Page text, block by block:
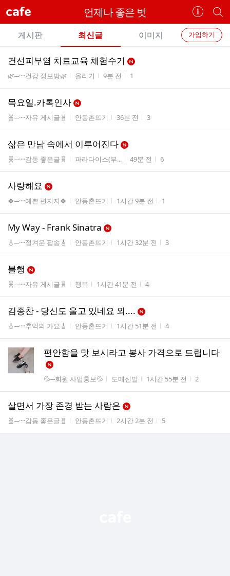
cafe 언제나 좋은 벗
카
페
정
보
개
별
카
페
카
페
뉴
가입하기
게시판 최신글 이미지
전
글
리
건선피부염 치료교육 체험수기
게시판명
🌿─····건강 정보방🌿 작성자
올리기 작성시간
9분 전 조회수
1
목요일.카톡인사
게시판명
🧬─····자유 게시글🧬 작성자
안동촌뜨기 작성시간
36분 전 조회수
3
삶은 만남 속에서 이루어진다
게시판명
🧬─····감동 좋은글🧬 작성자
파라다이스(부... 작성시간
49분 전 조회수
6
사랑해요
게시판명
🍀─····예쁜 편지지🍀 작성자
안동촌뜨기 작성시간
1시간 9분 전 조회수
1
My Way - Frank Sinatra
게시판명
🎸─····정겨운 팝송🎸 작성자
안동촌뜨기 작성시간
1시간 32분 전 조회수
3
불행
게시판명
🧬─····자유 게시글🧬 작성자
행복 작성시간
1시간 41분 전 조회수
4
김종찬 - 당신도 울고 있네요 외....
게시판명
🎸─····추억의 가요🎸 작성자
안동촌뜨기 작성시간
1시간 51분 전 조회수
4
편안함을 맛 보시라고 봉사 가격으로 드립니다
게시판명
💦─회원 사업홍보💦 작성자
도매신발 작성시간
1시간 55분 전 조회수
2
살면서 가장 존경 받는 사람은
게시판명
🧬─····감동 좋은글🧬 작성자
안동촌뜨기 작성시간
2시간 2분 전 조회수
5